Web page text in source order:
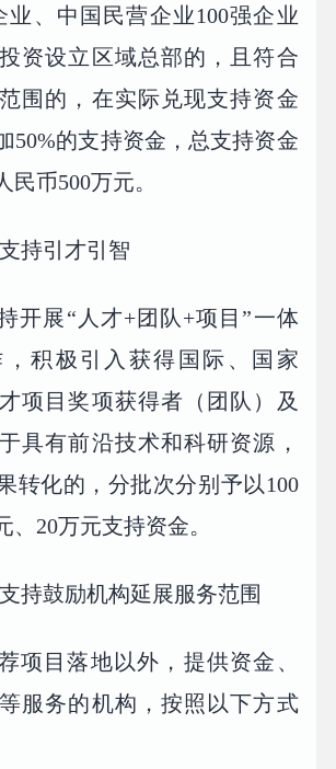
业、中国民营企业100强企业
资设立区域总部的，且符合
围的，在实际兑现支持资金
50%的支持资金，总支持资金
民币500万元。
持引才引智
开展“人才+团队+项目”一体
积极引入获得国际、国家
项目奖项获得者（团队）及
具有前沿技术和科研资源，
转化的，分批次分别予以100
、20万元支持资金。
持鼓励机构延展服务范围
项目落地以外，提供资金、
服务的机构，按照以下方式